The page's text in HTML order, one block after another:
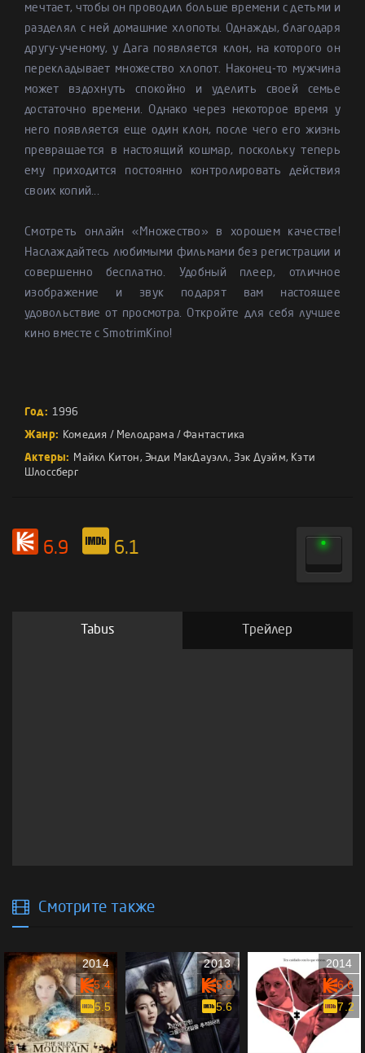
мечтает, чтобы он проводил больше времени с детьми и
разделял с ней домашние хлопоты. Однажды, благодаря
другу-ученому, у Дага появляется клон, на которого он
перекладывает множество хлопот. Наконец-то мужчина
может вздохнуть спокойно и уделить своей семье
достаточно времени. Однако через некоторое время у
него появляется еще один клон, после чего его жизнь
превращается в настоящий кошмар, поскольку теперь
ему приходится постоянно контролировать действия
своих копий...
Смотреть онлайн «Множество» в хорошем качестве!
Наслаждайтесь любимыми фильмами без регистрации и
совершенно бесплатно. Удобный плеер, отличное
изображение и звук подарят вам настоящее
удовольствие от просмотра. Откройте для себя лучшее
кино вместе с SmotrimKino!
Год: 1996
Жанр: Комедия / Мелодрама /Фантастика
Актеры: Майкл Китон, Энди МакДауэлл, Зэк Дуэйм, Кэти
Шлоссберг
6.9 6.1
Tabus Трейлер
Смотрите также
2014
5.4
5.5
2013
5.8
5.6
2014
6.6
7.2